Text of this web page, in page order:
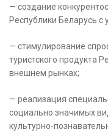
— создание
Республики Беларусь с
— стимулирование
туристского продукта
внешнем рынках;
— реализация
социально значимых
культурно-